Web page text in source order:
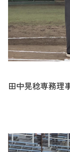
田中晃稔専務理